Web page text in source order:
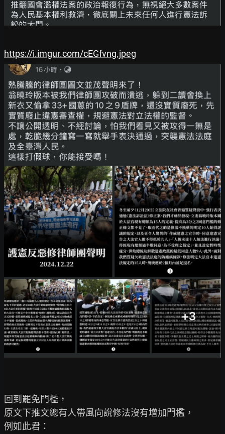
https://i.imgur.com/cEGfvng.jpeg
回到罷免門檻，
原文下推文總有人帶風向說修法沒有增加門檻，